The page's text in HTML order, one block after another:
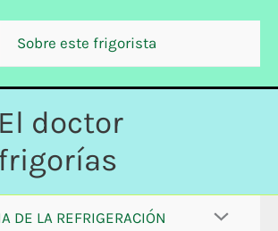
Sobre este frigorista
El doctor
DE LA REFRIGERACIÓN